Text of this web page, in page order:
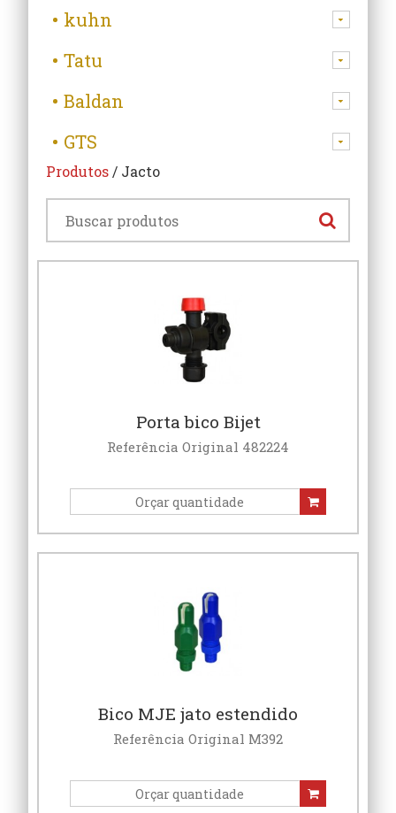
kuhn
Tatu
Baldan
GTS
Produtos / Jacto
Porta bico Bijet
Referência Original 482224
Bico MJE jato estendido
Referência Original M392